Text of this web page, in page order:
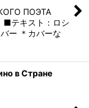
ПОЭТА
■テキスト：ロシ
ー ＊カバーな
в Стране